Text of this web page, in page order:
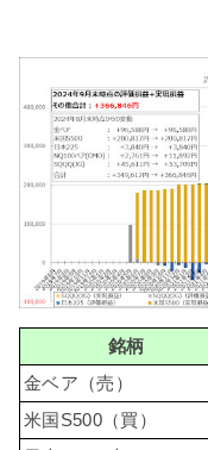
銘柄
金ベア（売）
米国S500（買）